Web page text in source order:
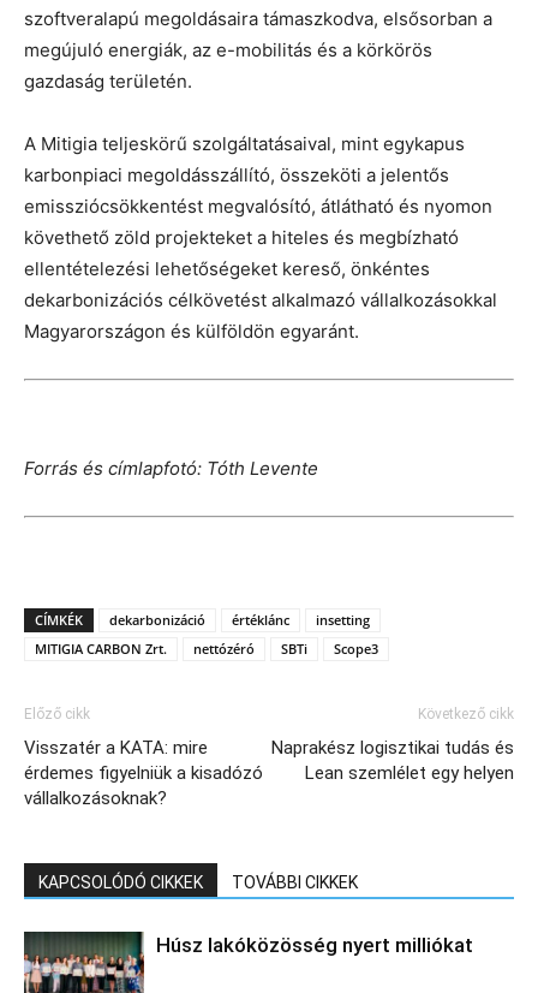
szoftveralapú megoldásaira támaszkodva, elsősorban a
megújuló energiák, az e-mobilitás és a körkörös
gazdaság területén.
A Mitigia teljeskörű szolgáltatásaival, mint egykapus
karbonpiaci megoldásszállító, összeköti a jelentős
emissziócsökkentést megvalósító, átlátható és nyomon
követhető zöld projekteket a hiteles és megbízható
ellentételezési lehetőségeket kereső, önkéntes
dekarbonizációs célkövetést alkalmazó vállalkozásokkal
Magyarországon és külföldön egyaránt.
Forrás és címlapfotó: Tóth Levente
CÍMKÉK dekarbonizáció értéklánc
insetting
MITIGIA CARBON Zrt.
nettózéró SBTi Scope3
Előző cikk
Visszatér a KATA: mire
érdemes figyelniük a kisadózó
vállalkozásoknak?
Következő cikk
Naprakész logisztikai tudás és
Lean szemlélet egy helyen
KAPCSOLÓDÓ CIKKEK TOVÁBBI CIKKEK
Húsz lakóközösség nyert milliókat